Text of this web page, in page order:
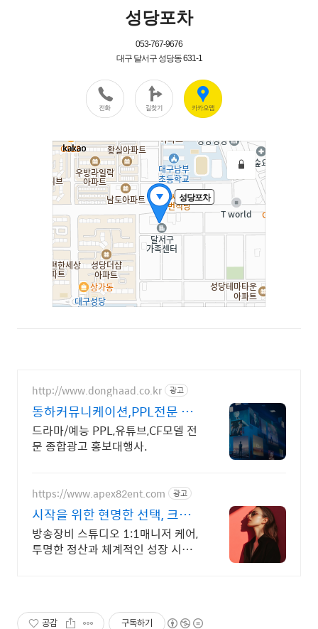
http://www.donghaad.co.kr 광고
동하커뮤니케이션,PPL전문 예
능 PPL전문
드라마/예능 PPL,유튜브,CF모델 전
문 종합광고 홍보대행사.
https://www.apex82ent.com 광고
시작을 위한 현명한 선택, 크리
에이터, BJ 상시 모집
방송장비 스튜디오 1:1매니저 케어,
투명한 정산과 체계적인 성장 시스
공감 구독하기